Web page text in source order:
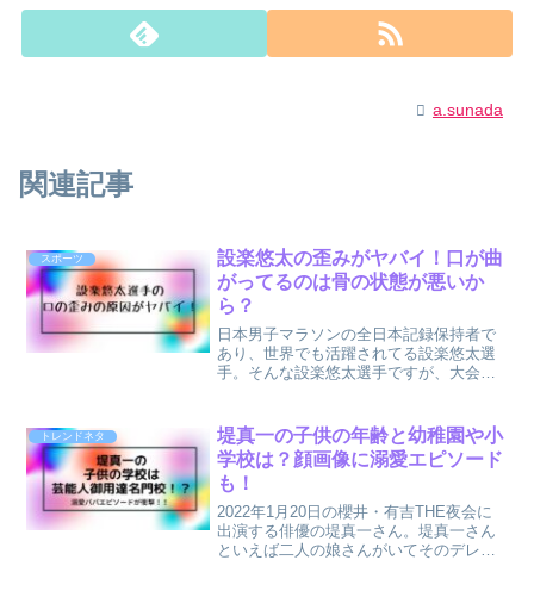
a.sunada
関連記事
スポーツ
設楽悠太の歪みがヤバイ！口が曲
がってるのは骨の状態が悪いか
ら？
日本男子マラソンの全日本記録保持者で
あり、世界でも活躍されてる設楽悠太選
手。そんな設楽悠太選手ですが、大会に
かに設楽悠太選手の顔がアップになる
と、への字に口が曲がってい...
トレンドネタ
堤真一の子供の年齢と幼稚園や小
学校は？顔画像に溺愛エピソード
も！
2022年1月20日の櫻井・有吉THE夜会に
出演する俳優の堤真一さん。堤真一さん
といえば二人の娘さんがいてそのデレデ